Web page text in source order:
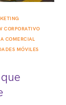
CORPORATIVO
COMERCIAL
MÓVILES